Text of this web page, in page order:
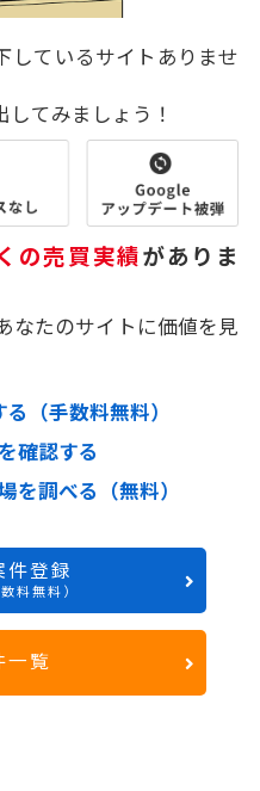
しているサイトありませ
てみましょう！
の売買実績がありま
なたのサイトに価値を見
（手数料無料）
確認する
を調べる（無料）
件登録
料無料）
一覧